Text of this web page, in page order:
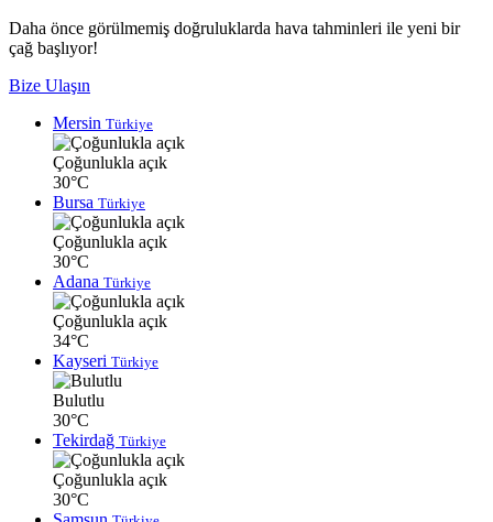
Daha önce görülmemiş doğruluklarda hava tahminleri ile yeni bir
çağ başlıyor!
Bize Ulaşın
Mersin Türkiye
Çoğunlukla açık
30°C
Bursa Türkiye
Çoğunlukla açık
30°C
Adana Türkiye
Çoğunlukla açık
34°C
Kayseri Türkiye
Bulutlu
30°C
Tekirdağ Türkiye
Çoğunlukla açık
30°C